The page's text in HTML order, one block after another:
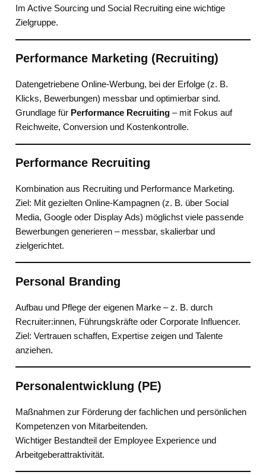
Im Active Sourcing und Social Recruiting eine wichtige
Zielgruppe.
Performance Marketing (Recruiting)
Datengetriebene Online-Werbung, bei der Erfolge (z. B.
Klicks, Bewerbungen) messbar und optimierbar sind.
Grundlage für Performance Recruiting– mit Fokus auf
Reichweite, Conversion und Kostenkontrolle.
Performance Recruiting
Kombination aus Recruiting und Performance Marketing.
Ziel: Mit gezielten Online-Kampagnen (z. B. über Social
Media, Google oder Display Ads) möglichst viele passende
Bewerbungen generieren – messbar, skalierbar und
zielgerichtet.
Personal Branding
Aufbau und Pflege der eigenen Marke – z. B. durch
Recruiter:innen, Führungskräfte oder Corporate Influencer.
Ziel: Vertrauen schaffen, Expertise zeigen und Talente
anziehen.
Personalentwicklung (PE)
Maßnahmen zur Förderung der fachlichen und persönlichen
Kompetenzen von Mitarbeitenden.
Wichtiger Bestandteil der Employee Experience und
Arbeitgeberattraktivität.